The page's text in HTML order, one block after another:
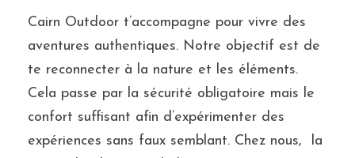
Cairn Outdoor t’accompagne pour vivre des
aventures authentiques. Notre objectif est de
te reconnecter à la nature et les éléments.
Cela passe par la sécurité obligatoire mais le
confort suffisant afin d’expérimenter des
expériences sans faux semblant. Chez nous, la